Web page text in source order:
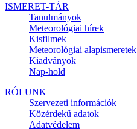
ISMERET-TÁR
Tanulmányok
Meteorológiai hírek
Kisfilmek
Meteorológiai alapismeretek
Kiadványok
Nap-hold
RÓLUNK
Szervezeti információk
Közérdekű adatok
Adatvédelem